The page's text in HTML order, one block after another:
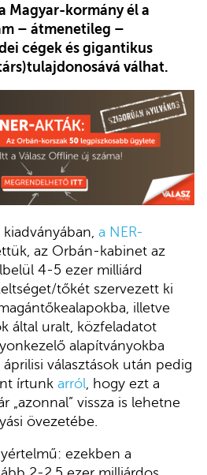
Magyar-kormány él a
– átmenetileg –
cégek és gigantikus
válhat.
a NER-
az Orbán-kabinet az
4-5 ezer milliárd
tőkét szervezett ki
illetve
által uralt, közfeladatot
alapítványokba
választások után pedig
írtunk arról , hogy ezt a
„azonnal” vissza is lehetne
övezetébe.
ezekben a